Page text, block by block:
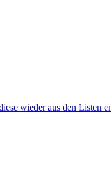
wieder aus den Listen